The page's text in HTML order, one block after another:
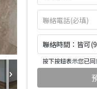
聯絡時間：皆可
按下按鈕表示您已